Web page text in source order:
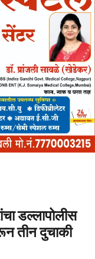
डल्लापोलीस
तीन दुचाकी